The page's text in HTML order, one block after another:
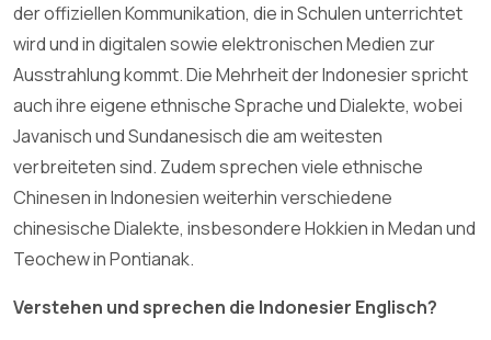
der offiziellen Kommunikation, die in Schulen unterrichtet
wird und in digitalen sowie elektronischen Medien zur
Ausstrahlung kommt. Die Mehrheit der Indonesier spricht
auch ihre eigene ethnische Sprache und Dialekte, wobei
Javanisch und Sundanesisch die am weitesten
verbreiteten sind. Zudem sprechen viele ethnische
Chinesen in Indonesien weiterhin verschiedene
chinesische Dialekte, insbesondere Hokkien in Medan und
Teochew in Pontianak.
Verstehen und sprechen die Indonesier Englisch?